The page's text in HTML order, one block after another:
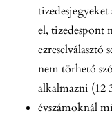
tizedesjegyeket
el, tizedespont
ezreselválasztó
nem törhető
alkalmazni (12
évszámoknál